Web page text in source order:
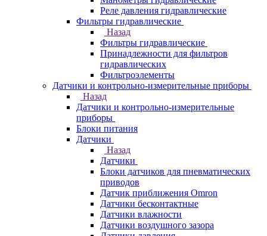
Реле давления гидравлические
Фильтры гидравлические
Назад
Фильтры гидравлические
Принадлежности для фильтров
гидравлических
Фильтроэлементы
Датчики и контрольно-измерительные приборы
Назад
Датчики и контрольно-измерительные
приборы
Блоки питания
Датчики
Назад
Датчики
Блоки датчиков для пневматических
приводов
Датчик приближения Omron
Датчики бесконтактные
Датчики влажности
Датчики воздушного зазора